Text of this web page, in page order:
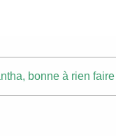
bonne à rien faire